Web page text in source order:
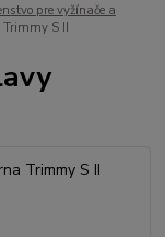
pre vyžínače a
S II